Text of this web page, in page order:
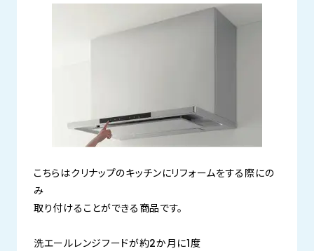
こちらはクリナップのキッチンにリフォームをする際にの
み
取り付けることができる商品です。
洗エールレンジフードが約2か月に1度